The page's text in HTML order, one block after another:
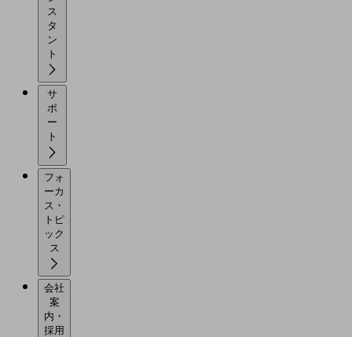
ス
タ
ン
サ
ポ
ー
フォ
ーカ
ス・
トピ
ック
会社
案
内・
採用